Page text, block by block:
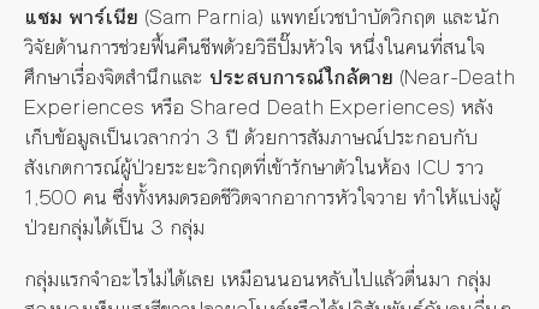
แซม พาร์เนีย (Sam Parnia) แพทย์เวชบำบัดวิกฤต และนัก
วิจัยด้านการช่วยฟื้นคืนชีพด้วยวิธีปั๊มหัวใจ หนึ่งในคนที่สนใจ
ศึกษาเรื่องจิตสำนึกและ ประสบการณ์ใกล้ตาย (Near-Death
Experiences หรือ Shared Death Experiences) หลัง
เก็บข้อมูลเป็นเวลากว่า 3 ปี ด้วยการสัมภาษณ์ประกอบกับ
สังเกตการณ์ผู้ป่วยระยะวิกฤตที่เข้ารักษาตัวในห้อง ICU ราว
1,500 คน ซึ่งทั้งหมดรอดชีวิตจากอาการหัวใจวาย ทำให้แบ่งผู้
ป่วยกลุ่มได้เป็น 3 กลุ่ม
กลุ่มแรกจำอะไรไม่ได้เลย เหมือนนอนหลับไปแล้วตื่นมา กลุ่ม